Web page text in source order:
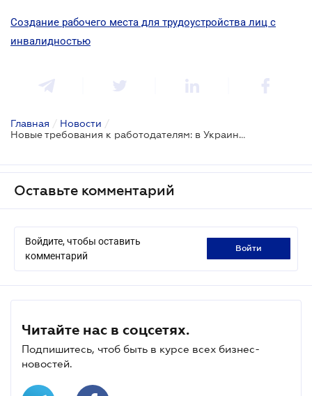
Создание рабочего места для трудоустройства лиц с
инвалидностью
Главная / Новости /
Новые требования к работодателям: в Украине планируют усилить защиту прав лиц с инвалидностью
Оставьте комментарий
Войдите, чтобы оставить
комментарий
войти
Читайте нас в соцсетях.
Подпишитесь, чтоб быть в курсе всех бизнес-
новостей.